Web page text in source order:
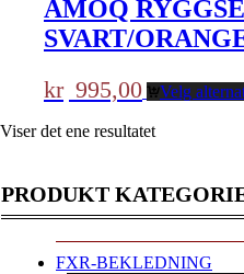
AMOQ
SVART/
kr 995,00 Velg
Viser det ene resultatet
PRODUKT
FXR-BEKLEDNING